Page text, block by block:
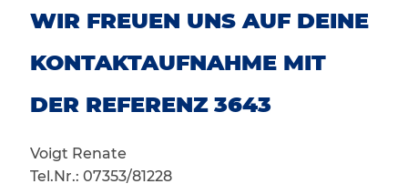
WIR FREUEN UNS AUF DEINE
KONTAKTAUFNAHME MIT
DER REFERENZ 3643
Voigt Renate
Tel.Nr.: 07353/81228